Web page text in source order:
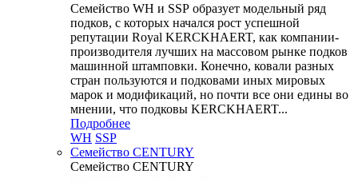
Семейство WH и SSP образует модельный ряд
подков, с которых начался рост успешной
репутации Royal KERCKHAERT, как компании-
производителя лучших на массовом рынке подков
машинной штамповки. Конечно, ковали разных
стран пользуются и подковами иных мировых
марок и модификаций, но почти все они едины во
мнении, что подковы KERCKHAERT...
Подробнее
WH SSP
Семейство CENTURY
Семейство CENTURY